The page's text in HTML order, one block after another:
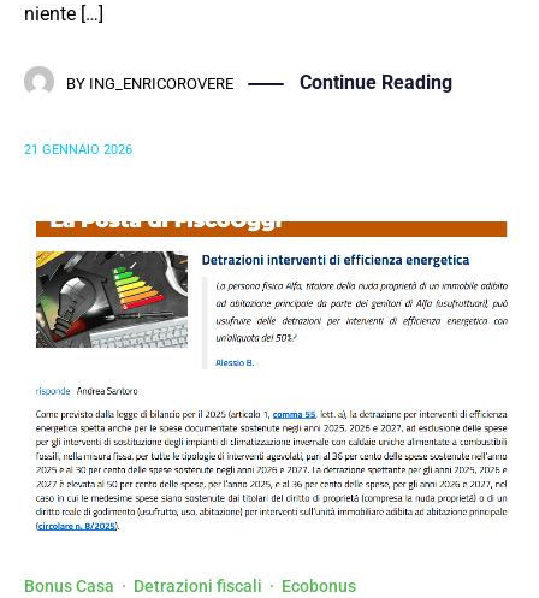
niente […]
BY ING_ENRICOROVERE Continue Reading
21 GENNAIO 2026
Bonus Casa · Detrazioni fiscali · Ecobonus